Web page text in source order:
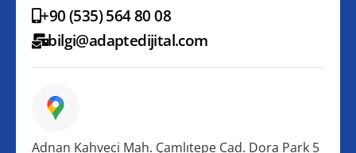
+90 (535) 564 80 08
bilgi@adaptedijital.com
Adnan Kahveci Mah. Çamlıtepe Cad. Dora Park 5